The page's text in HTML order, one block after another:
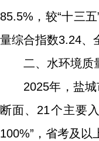
85.5%，较“十三
量综合指数3.24、
二、水环境质
2025年，盐
断面、21个主要
100%”，省考及以